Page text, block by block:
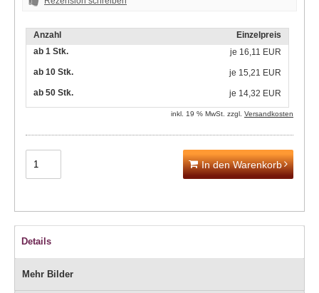
Anzahl
Einzelpreis
ab 1 Stk.
je 16,11 EUR
ab 10 Stk.
je 15,21 EUR
ab 50 Stk.
je 14,32 EUR
inkl. 19 % MwSt. zzgl. Versandkosten
In den Warenkorb
Details
Mehr Bilder